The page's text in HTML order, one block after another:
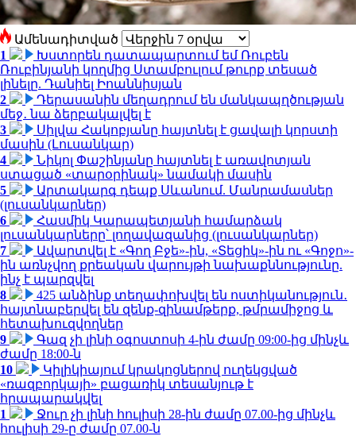
Ամենադիտված
1
Խստորեն դատապարտում եմ Ռուբեն
Ռուբինյանի կողմից Ստամբուլում թուրք տեսած
լինելը. Դանիել Իոաննիսյան
2
Դերասանին մեղադրում են մանկապղծության
մեջ․ նա ձերբակալվել է
3
Սիլվա Հակոբյանը հայտնել է ցավալի կորստի
մասին (Լուսանկար)
4
Նիկոլ Փաշինյանը հայտնել է առավոտյան
ստացած «տարօրինակ» նամակի մասին
5
Արտակարգ դեպք Սևանում. Մանրամասներ
(լուսանկարներ)
6
Հասմիկ Կարապետյանի համարձակ
լուսանկարները՝ լողավազանից (լուսանկարներ)
7
Ավարտվել է «Գող Բջե»-ին, «Տեցիկ»-ին ու «Գոջո»-
ին առնչվող քրեական վարույթի նախաքննությունը.
ինչ է պարզվել
8
425 անձինք տեղափոխվել են ոստիկանություն․
հայտնաբերվել են զենք-զինամթերք, թմրամիջոց և
հետախուզվողներ
9
Գազ չի լինի օգոստոսի 4-ին ժամը 09:00-ից մինչև
ժամը 18:00-ն
10
Կիլիկիայում կրակոցներով ուղեկցված
«ռազբորկայի» բացառիկ տեսանյութ է
հրապարակվել
1
Ջուր չի լինի հուլիսի 28-ին ժամը 07.00-ից մինչև
հուլիսի 29-ը ժամը 07.00-ն